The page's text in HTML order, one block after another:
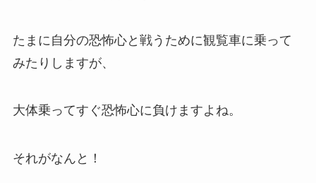
たまに自分の恐怖心と戦うために観覧車に乗って
みたりしますが、
大体乗ってすぐ恐怖心に負けますよね。
それがなんと！